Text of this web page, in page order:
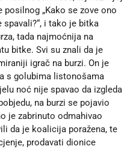
„Kako se zove ono
i tako je bitka
tada najmoćnija na
bitke. Svi su znali da je
igrač na burzi. On je
s golubima listonošama
noć nije spavao da izgleda
na burzi se pojavio
je zabrinuto odmahivao
da je koalicija poražena, te
prodavati dionice